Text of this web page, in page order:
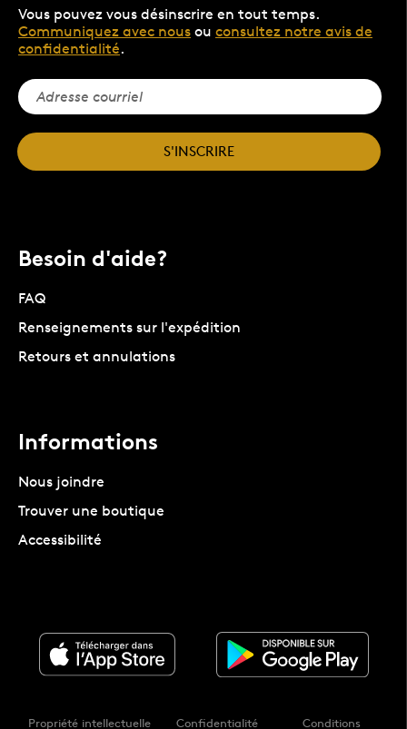
Vous pouvez vous désinscrire en tout temps.
Communiquez avec nous ou consultez notre avis de
confidentialité.
S'INSCRIRE
Besoin d'aide?
FAQ
Renseignements sur l'expédition
Retours et annulations
Informations
Nous joindre
Trouver une boutique
Accessibilité
Propriété intellectuelle Confidentialité
Conditions